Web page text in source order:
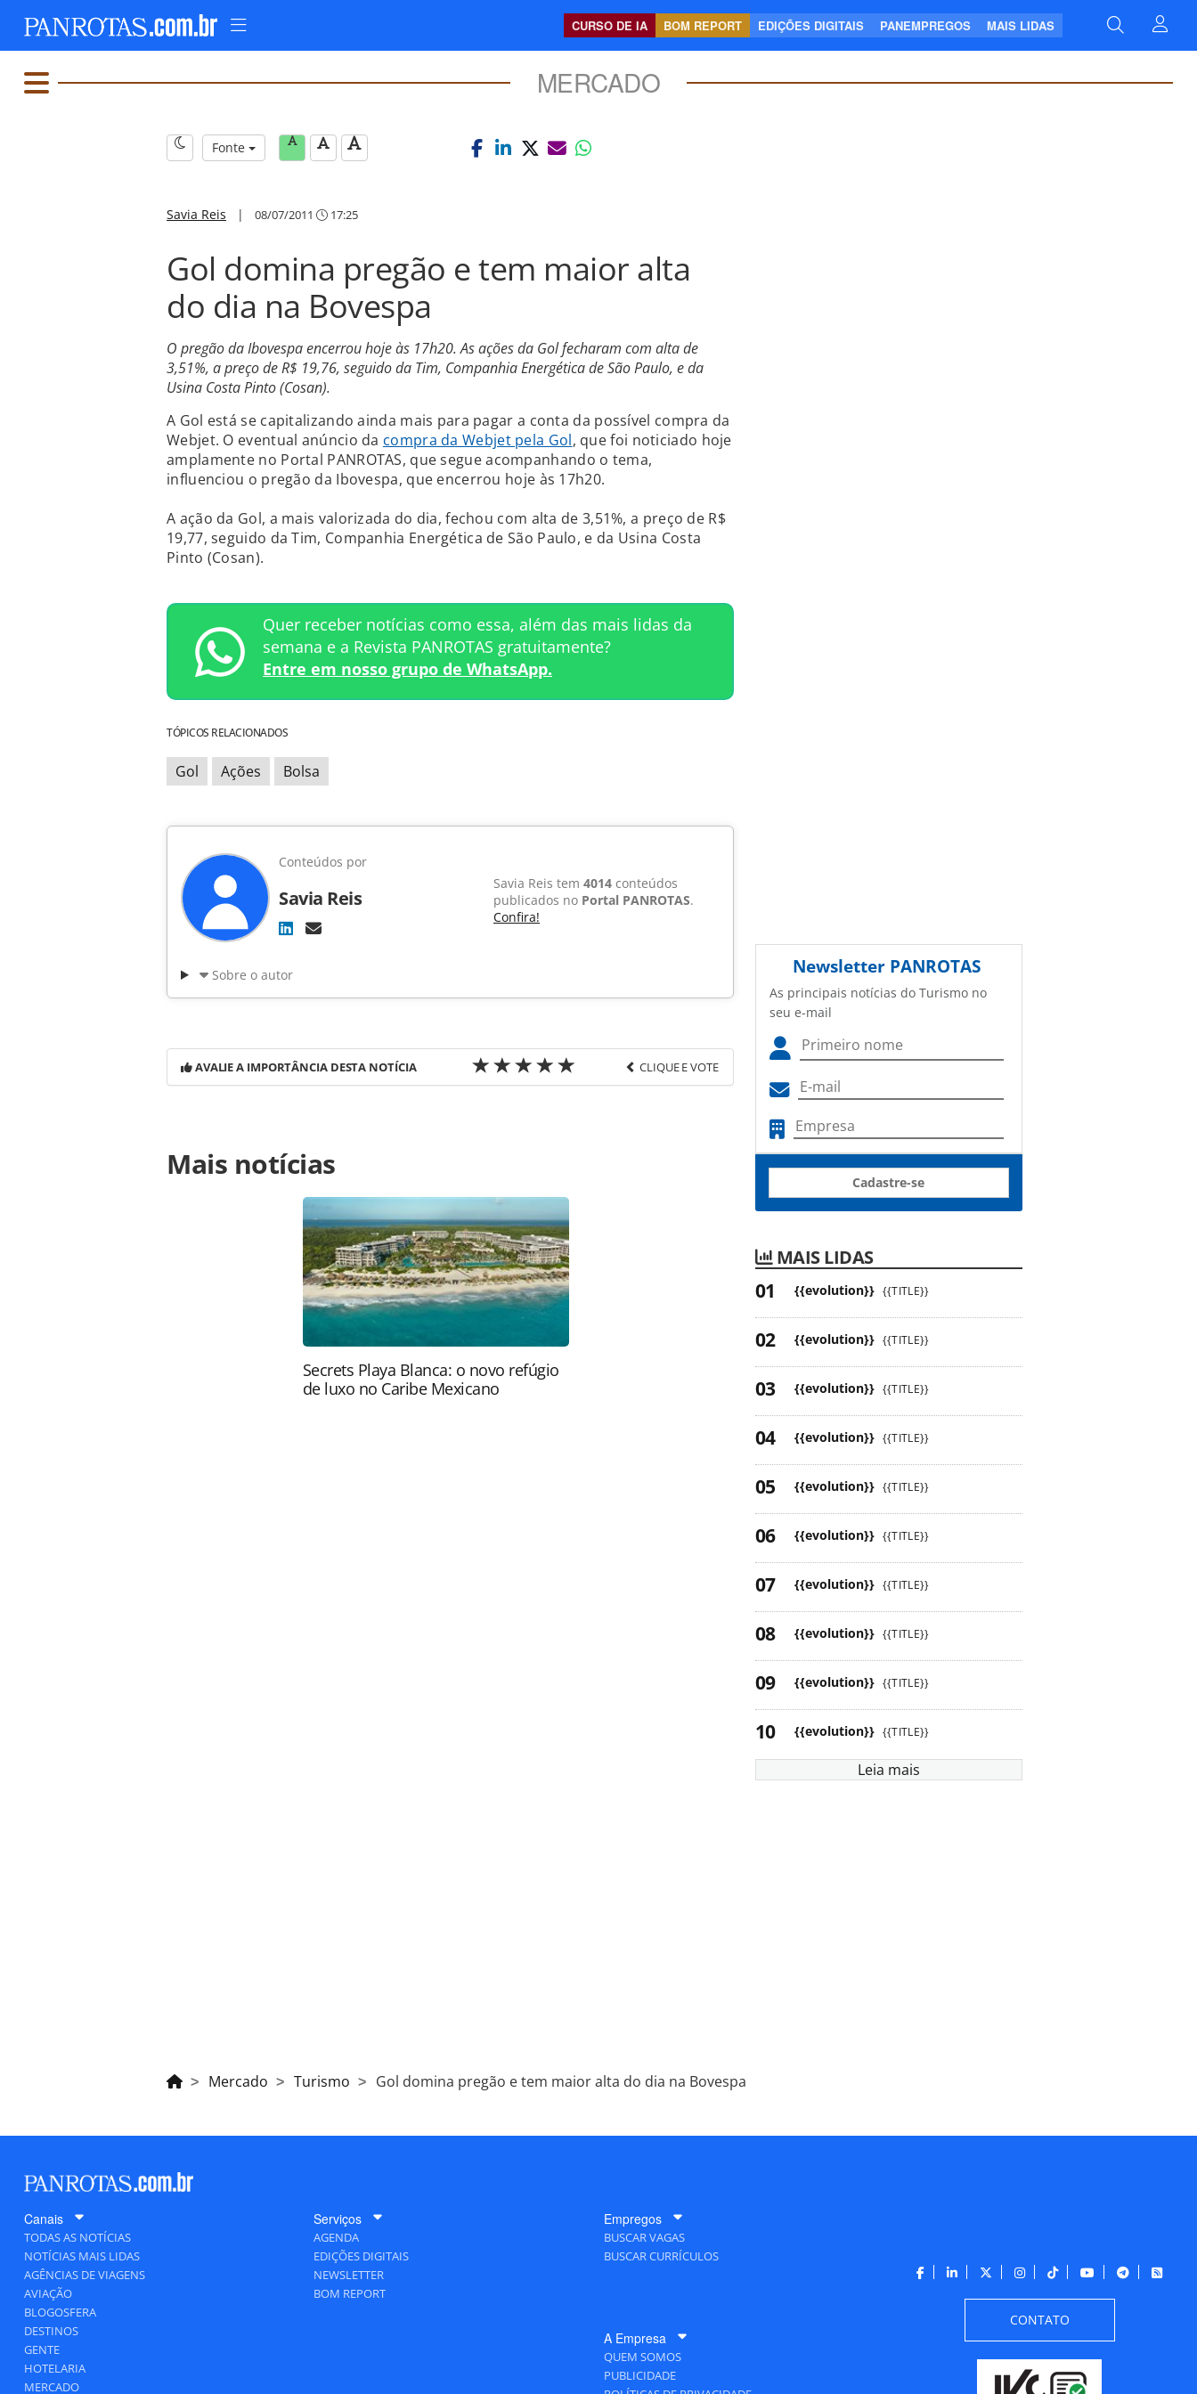
CURSO DE IA BOM REPORT EDIÇÕES DIGITAIS PANEMPREGOS MAIS LIDAS
MERCADO
Fonte
Savia Reis | 08/07/2011 17:25
Gol domina pregão e tem maior alta
do dia na Bovespa
O pregão da Ibovespa encerrou hoje às 17h20. As ações da Gol fecharam com alta de
3,51%, a preço de R$ 19,76, seguido da Tim, Companhia Energética de São Paulo, e da
Usina Costa Pinto (Cosan).
A Gol está se capitalizando ainda mais para pagar a conta da possível compra da
Webjet. O eventual anúncio da compra da Webjet pela Gol, que foi noticiado hoje
amplamente no Portal PANROTAS, que segue acompanhando o tema,
influenciou o pregão da Ibovespa, que encerrou hoje às 17h20.
A ação da Gol, a mais valorizada do dia, fechou com alta de 3,51%, a preço de R$
19,77, seguido da Tim, Companhia Energética de São Paulo, e da Usina Costa
Pinto (Cosan).
Quer receber notícias como essa, além das mais lidas da
semana e a Revista PANROTAS gratuitamente?
Entre em nosso grupo de WhatsApp.
TÓPICOS RELACIONADOS
Gol Ações Bolsa
Conteúdos por
Savia Reis
Savia Reis tem 4014 conteúdos
publicados no Portal PANROTAS.
Confira!
Sobre o autor
AVALIE A IMPORTÂNCIA DESTA NOTÍCIA CLIQUE E VOTE
https://www.panrotas.com.br/noticia-turismo/mercado/2011/07/gol-domina-pregao-e-
tem-maior-alta-do-dia-na-bovespa_69497.html ou as ferramentas oferecidas na página.
Todo o conteúdo produzido pela PANROTAS Editora é protegido pela legislação
brasileira sobre direito autoral. Não reproduza o conteúdo sem autorização da
PANROTAS Editora (copyright@panrotas.com.br).
Mais notícias
Secrets Playa Blanca: o novo refúgio
de luxo no Caribe Mexicano
Newsletter PANROTAS
As principais notícias do Turismo no
seu e-mail
Cadastre-se
MAIS LIDAS
{{evolution}} {{TITLE}}
{{evolution}} {{TITLE}}
{{evolution}} {{TITLE}}
{{evolution}} {{TITLE}}
{{evolution}} {{TITLE}}
{{evolution}} {{TITLE}}
{{evolution}} {{TITLE}}
{{evolution}} {{TITLE}}
{{evolution}} {{TITLE}}
{{evolution}} {{TITLE}}
Leia mais
Mercado Turismo Gol domina pregão e tem maior alta do dia na Bovespa
Canais
TODAS AS NOTÍCIAS
NOTÍCIAS MAIS LIDAS
AGÊNCIAS DE VIAGENS
AVIAÇÃO
BLOGOSFERA
DESTINOS
GENTE
HOTELARIA
MERCADO
Serviços
AGENDA
EDIÇÕES DIGITAIS
NEWSLETTER
BOM REPORT
Empregos
BUSCAR VAGAS
BUSCAR CURRÍCULOS
A Empresa
QUEM SOMOS
PUBLICIDADE
CONTATO